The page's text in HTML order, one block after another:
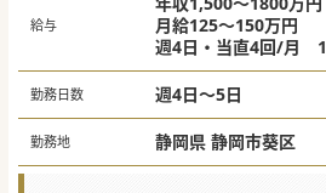
給与
月給125～150万円
週4日・当直4回/月
当患者数により変動）
週5日・当直なし
患者数により変動）
週4日・当直なし
患者数により変動）
勤務日数 週4日～5日
勤務地 静岡県 静岡市葵区